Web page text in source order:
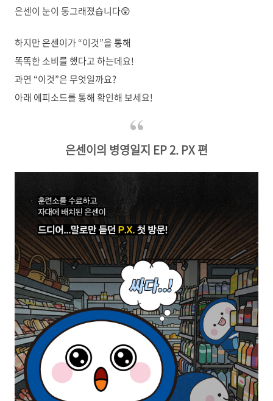
은센이 눈이 동그래졌습니다😲
하지만 은센이가 “이것”을 통해
똑똑한 소비를 했다고 하는데요!
과연 “이것”은 무엇일까요?
아래 에피소드를 통해 확인해 보세요!
은센이의 병영일지 EP 2. PX 편